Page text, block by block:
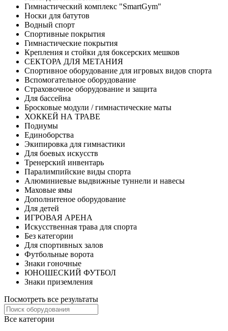
Гимнастический комплекс "SmartGym"
Носки для батутов
Водный спорт
Спортивные покрытия
Гимнастические покрытия
Крепления и стойки для боксерских мешков
СЕКТОРА ДЛЯ МЕТАНИЯ
Спортивное оборудование для игровых видов спорта
Вспомогательное оборудование
Страховочное оборудование и защита
Для бассейна
Бросковые модули / гимнастические маты
ХОККЕЙ НА ТРАВЕ
Подиумы
Единоборства
Экипировка для гимнастики
Для боевых искусств
Тренерский инвентарь
Паралимпийские виды спорта
Алюминиевые выдвижные туннели и навесы
Маховые ямы
Дополнитеное оборудование
Для детей
ИГРОВАЯ АРЕНА
Искусственная трава для спорта
Без категории
Для спортивных залов
Футбольные ворота
Знаки гоночные
ЮНОШЕСКИЙ ФУТБОЛ
Знаки приземления
Посмотреть все результаты
Все категории